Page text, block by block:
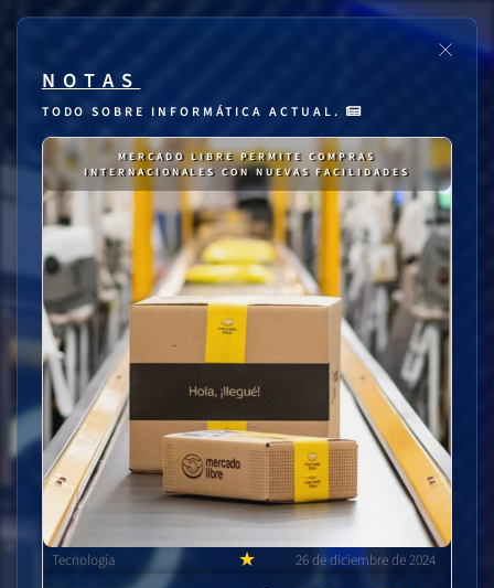
NOTAS
TODO SOBRE INFORMÁTICA ACTUAL.
MERCADO LIBRE PERMITE COMPRAS
INTERNACIONALES CON NUEVAS FACILIDADES
Tecnología ★ 26 de diciembre de 2024